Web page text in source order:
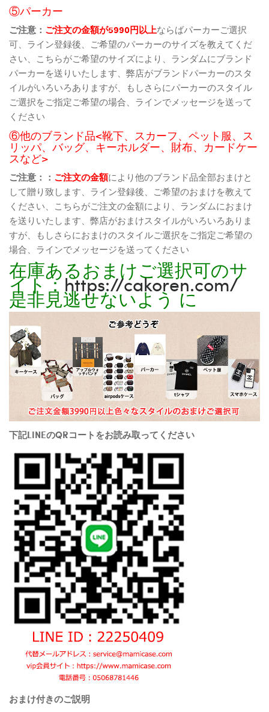
⑤パーカー
ご注意： ご注文の金額が5990円以上ならばパーカーご選択
可、ライン登録後、ご希望のパーカーのサイズを教えてくだ
さい、こちらがご希望のサイズにより、ランダムにブランド
パーカーを送りいたします、弊店がブランドパーカーのスタ
イルがいろいろありますが、もしさらにパーカーのスタイル
ご選択をご指定ご希望の場合、ラインでメッセージを送って
ください
⑥他のブランド品<靴下、スカーフ、ペット服、ス
リッパ、バッグ、キーホルダー、財布、カードケー
スなど>
ご注意：： ご注文の金額により他のブランド品全部おまけと
して贈り致します、ライン登録後、ご希望のおまけを教えて
ください、こちらがご注文の金額により、ランダムにおまけ
を送りいたします、弊店がおまけスタイルがいろいろありま
すが、もしさらにおまけのスタイルご選択をご指定ご希望の
場合、ラインでメッセージを送ってください
在庫あるおまけご選択可のサ
イト：https://cakoren.com/
是非見逃せないよう に
下記LINEのQRコートをお読み取ってください
おまけ付きのご説明